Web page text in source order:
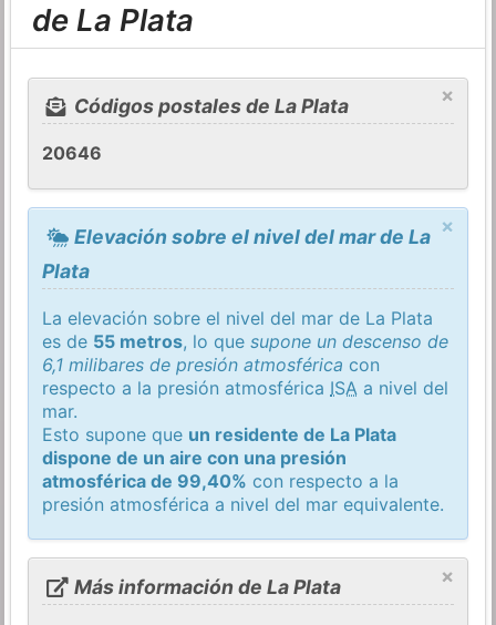
de La Plata
×
Códigos postales de La Plata
20646
×
Elevación sobre el nivel del mar de La
Plata
La elevación sobre el nivel del mar de La Plata
es de 55 metros, lo quesupone un descenso de
6,1 milibares de presión atmosférica con
respecto a la presión atmosférica ISA a nivel del
mar.
Esto supone que un residente de La Plata
dispone de un aire con una presión
atmosférica de 99,40% con respecto a la
presión atmosférica a nivel del mar equivalente.
×
Más información de La Plata